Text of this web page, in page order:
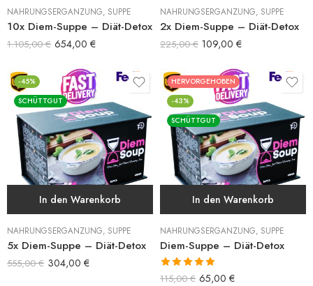
NAHRUNGSERGÄNZUNG, SUPPE
10x Diem-Suppe – Diät-Detox
1.105,00€ 654,00 €
NAHRUNGSERGÄNZUNG, SUPPE
2x Diem-Suppe – Diät-Detox
225,00€ 109,00 €
-45%
SCHÜTTGUT
In den Warenkorb
NAHRUNGSERGÄNZUNG, SUPPE
5x Diem-Suppe – Diät-Detox
555,00€ 304,00 €
HERVORGEHOBEN
-43%
SCHÜTTGUT
In den Warenkorb
NAHRUNGSERGÄNZUNG, SUPPE
Diem-Suppe – Diät-Detox
Bewertet mit
115,00€ 65,00 €